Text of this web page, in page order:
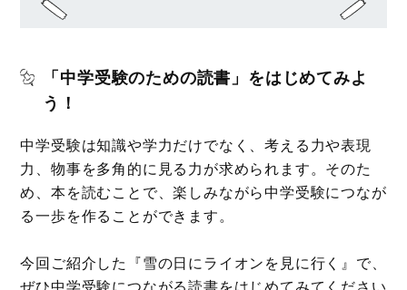
「中学受験のための読書」をはじめてみよ
う！
中学受験は知識や学力だけでなく、考える力や表現
力、物事を多角的に見る力が求められます。そのた
め、本を読むことで、楽しみながら中学受験につなが
る一歩を作ることができます。
今回ご紹介した『雪の日にライオンを見に行く』で、
ぜひ中学受験につながる読書をはじめてみてください